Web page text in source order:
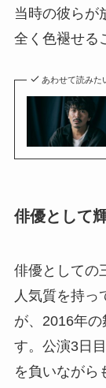
当時の彼らが
全く色褪せる
あわせて読みた
俳優として
俳優としての
人気質を持っ
が、2016年
す。公演3日
を負いながら